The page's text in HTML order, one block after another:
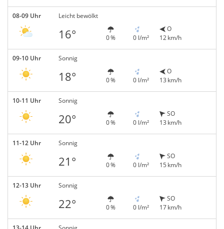
08-09 Uhr Leicht bewölkt
16° 0 % 0 l/m²
O
12 km/h
09-10 Uhr Sonnig
18° 0 % 0 l/m²
O
13 km/h
10-11 Uhr Sonnig
20° 0 % 0 l/m²
SO
13 km/h
11-12 Uhr Sonnig
21° 0 % 0 l/m²
SO
15 km/h
12-13 Uhr Sonnig
22° 0 % 0 l/m²
SO
17 km/h